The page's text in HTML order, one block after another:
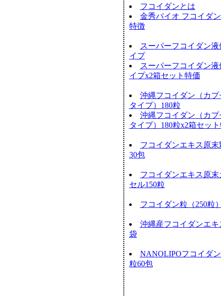
フコイダンとは
金秀バイオ フコイダ
特徴
スーパーフコイダン液
イプ
スーパーフコイダン液
イプx2箱セット特価
沖縄フコイダン（カプ
タイプ）180粒
沖縄フコイダン（カプ
タイプ）180粒x2箱セッ
フコイダンエキス原末
30包
フコイダンエキス原末
セル150粒
フコイダン粒（250粒
沖縄産フコイダンエキ
袋
NANOLIPOフコイダ
粒60包